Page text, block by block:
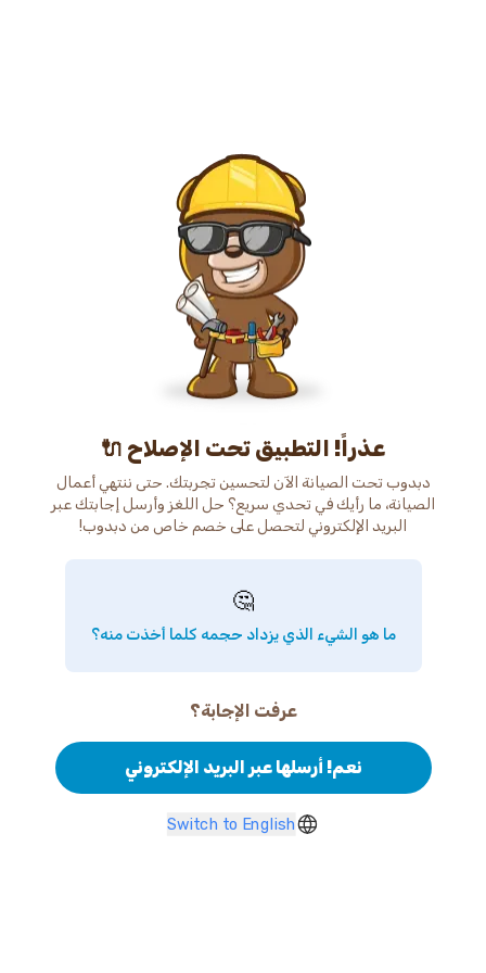
عذراً! التطبيق تحت الإصلاح 🔌
دبدوب تحت الصيانة الآن لتحسين تجربتك. حتى ننتهي أعمال
الصيانة، ما رأيك في تحدي سريع؟ حل اللغز وأرسل إجابتك عبر
البريد الإلكتروني لتحصل على خصم خاص من دبدوب!
🤔
ما هو الشيء الذي يزداد حجمه كلما أخذت منه؟
عرفت الإجابة؟
نعم! أرسلها عبر البريد الإلكتروني
Switch to English